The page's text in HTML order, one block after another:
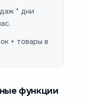
* дни
+ товары в
функции